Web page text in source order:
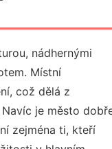
nádhernými
Místní
což dělá z
je město
zejména ti, kteří